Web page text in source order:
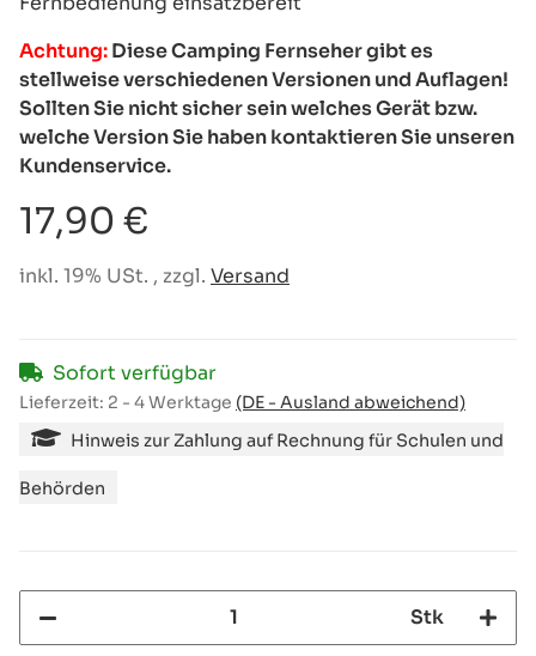
Achtung:Diese Camping Fernseher gibt es
stellweise verschiedenen Versionen und Auflagen!
Sollten Sie nicht sicher sein welches Gerät bzw.
welche Version Sie haben kontaktieren Sie unseren
Kundenservice.
17,90 €
inkl. 19% USt. , zzgl. Versand
Sofort verfügbar
Lieferzeit: 2 - 4 Werktage (DE - Ausland abweichend)
Hinweis zur Zahlung auf Rechnung für Schulen und
Behörden
Stk